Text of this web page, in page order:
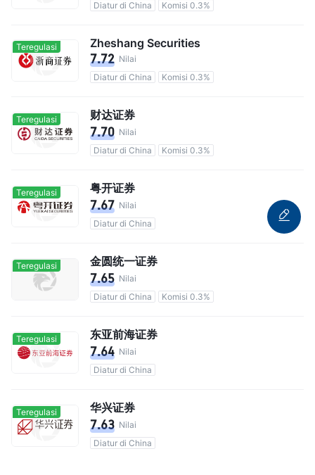
Diatur di China
Komisi 0.3%
Teregulasi Zheshang Securities
7.72 Nilai
Diatur di China
Komisi 0.3%
Teregulasi 财达证券
7.70 Nilai
Diatur di China
Komisi 0.3%
Teregulasi 粤开证券
7.67 Nilai
Diatur di China
Teregulasi 金圆统一证券
7.65 Nilai
Diatur di China
Komisi 0.3%
Teregulasi 东亚前海证券
7.64 Nilai
Diatur di China
Teregulasi 华兴证券
7.63 Nilai
Diatur di China